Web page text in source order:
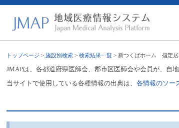
トップページ >施設別検索 >検索結果一覧 > 新つくばホーム 指定居
JMAPは、各都道府県医師会、郡市区医師会や会員が、自
当サイトで使用している各種情報の出典は、各情報のソー